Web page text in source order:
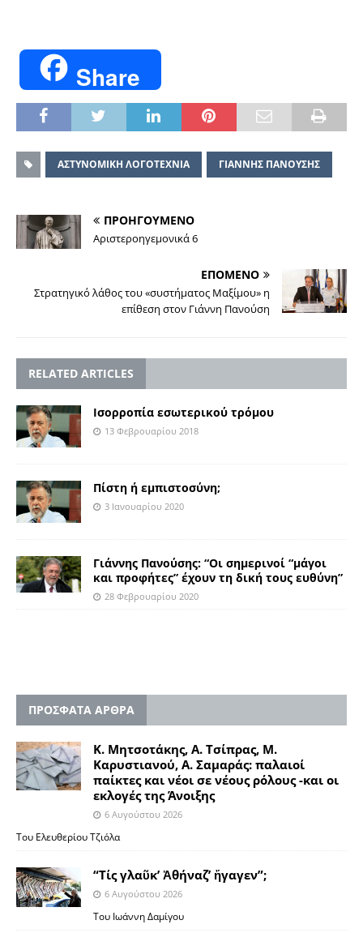
Share
ΑΣΤΥΝΟΜΙΚΗ ΛΟΓΟΤΕΧΝΙΑ ΓΙΑΝΝΗΣ ΠΑΝΟΥΣΗΣ
ΠΡΟΗΓΟΥΜΕΝΟ
Αριστεροηγεμονικά 6
ΕΠΟΜΕΝΟ
Στρατηγικό λάθος του «συστήματος Μαξίμου» η
επίθεση στον Γιάννη Πανούση
RELATED ARTICLES
Ισορροπία εσωτερικού τρόμου
13 Φεβρουαρίου 2018
Πίστη ή εμπιστοσύνη;
3 Ιανουαρίου 2020
Γιάννης Πανούσης: “Οι σημερινοί “μάγοι
και προφήτες” έχουν τη δική τους ευθύνη”
28 Φεβρουαρίου 2020
ΠΡΟΣΦΑΤΑ ΑΡΘΡΑ
Κ. Μητσοτάκης, Α. Τσίπρας, Μ.
Καρυστιανού, Α. Σαμαράς: παλαιοί
παίκτες και νέοι σε νέους ρόλους -και οι
εκλογές της Άνοιξης
6 Αυγούστου 2026
Του Ελευθερίου Τζιόλα
“Τίς γλαῦκ’ Ἀθήναζ’ ἤγαγεν”;
6 Αυγούστου 2026
Του Ιωάννη Δαμίγου